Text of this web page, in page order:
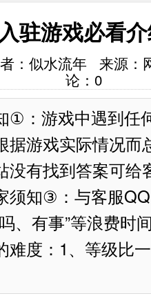
驻游戏必看
：似水流年 来源
论： 0
①：游戏中遇到任
据游戏实际情况
没有找到答案可给
须知③：与客服
、有事”等浪费时
难度：1、等级比